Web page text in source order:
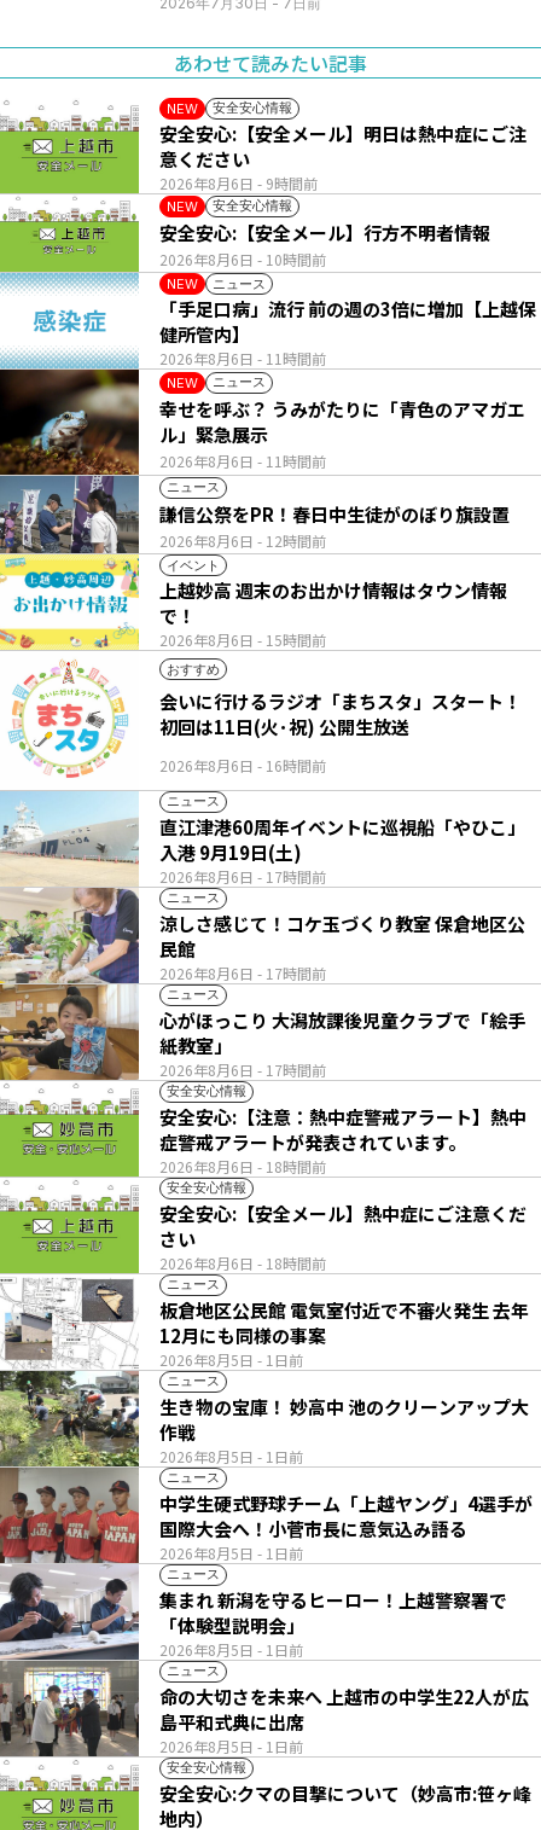
あわせて読みたい記事
NEW 安全安心情報
2026年8月6日 - 9時間前
安全安心:【安全メール】明日は熱中症にご注
意ください
NEW 安全安心情報
2026年8月6日 - 10時間前
安全安心:【安全メール】行方不明者情報
NEW ニュース
2026年8月6日 - 11時間前
「手足口病」流行 前の週の3倍に増加【上越保
健所管内】
NEW ニュース
2026年8月6日 - 11時間前
幸せを呼ぶ？ うみがたりに「青色のアマガエ
ル」緊急展示
ニュース
2026年8月6日 - 12時間前
謙信公祭をPR！春日中生徒がのぼり旗設置
イベント
2026年8月6日 - 15時間前
上越妙高 週末のお出かけ情報はタウン情報
で！
おすすめ
2026年8月6日 - 16時間前
会いに行けるラジオ「まちスタ」スタート！
初回は11日(火･祝) 公開生放送
ニュース
2026年8月6日 - 17時間前
直江津港60周年イベントに巡視船「やひこ」
入港 9月19日(土)
ニュース
2026年8月6日 - 17時間前
涼しさ感じて！コケ玉づくり教室 保倉地区公
民館
ニュース
2026年8月6日 - 17時間前
心がほっこり 大潟放課後児童クラブで「絵手
紙教室」
安全安心情報
2026年8月6日 - 18時間前
安全安心:【注意：熱中症警戒アラート】熱中
症警戒アラートが発表されています。
安全安心情報
2026年8月6日 - 18時間前
安全安心:【安全メール】熱中症にご注意くだ
さい
ニュース
2026年8月5日 - 1日前
板倉地区公民館 電気室付近で不審火発生 去年
12月にも同様の事案
ニュース
2026年8月5日 - 1日前
生き物の宝庫！ 妙高中 池のクリーンアップ大
作戦
ニュース
2026年8月5日 - 1日前
中学生硬式野球チーム「上越ヤング」4選手が
国際大会へ！小菅市長に意気込み語る
ニュース
2026年8月5日 - 1日前
集まれ 新潟を守るヒーロー！上越警察署で
「体験型説明会」
ニュース
2026年8月5日 - 1日前
命の大切さを未来へ 上越市の中学生22人が広
島平和式典に出席
安全安心情報
安全安心:クマの目撃について（妙高市:笹ヶ峰
地内）